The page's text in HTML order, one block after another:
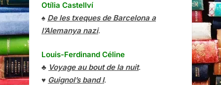
Otília Castellví
♠ De les txeques de Barcelona a
l’Alemanya nazi.
Louis-Ferdinand Céline
♣ Voyage au bout de la nuit.
♥ Guignol’s band I.